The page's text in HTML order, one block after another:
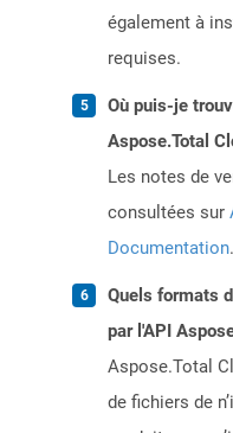
également à
requises.
Où puis-je
Aspose.Total
Les notes de
consultées sur
Documentation.
Quels formats
par l'API
Aspose.Total
de fichiers de